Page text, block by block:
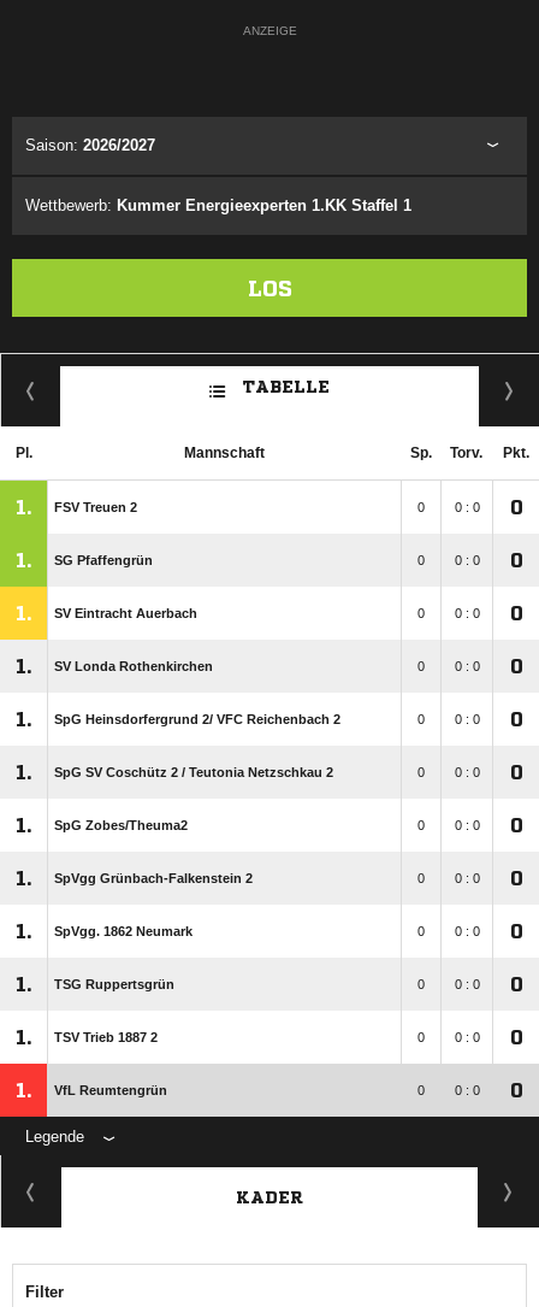
ANZEIGE
Saison: 2026/2027
Wettbewerb: Kummer Energieexperten 1.KK Staffel 1
LOS
TABELLE
Pl. Mannschaft Sp. Torv. Pkt.
1. FSV Treuen 2 0 0 : 0 0
1. SG Pfaffengrün 0 0 : 0 0
1. SV Eintracht Auerbach 0 0 : 0 0
1. SV Londa Rothenkirchen 0 0 : 0 0
1. SpG Heinsdorfergrund 2/​ VFC Reichenbach 2 0 0 : 0 0
1. SpG SV Coschütz 2 /​ Teutonia Netzschkau 2 0 0 : 0 0
1. SpG Zobes/​Theuma2 0 0 : 0 0
1. SpVgg Grünbach-Falkenstein 2 0 0 : 0 0
1. SpVgg. 1862 Neumark 0 0 : 0 0
1. TSG Ruppertsgrün 0 0 : 0 0
1. TSV Trieb 1887 2 0 0 : 0 0
1. VfL Reumtengrün 0 0 : 0 0
Legende
KADER
Filter